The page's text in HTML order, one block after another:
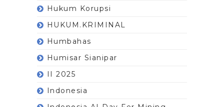
Hukum Korupsi
HUKUM.KRIMINAL
Humbahas
Humisar Sianipar
II 2025
Indonesia